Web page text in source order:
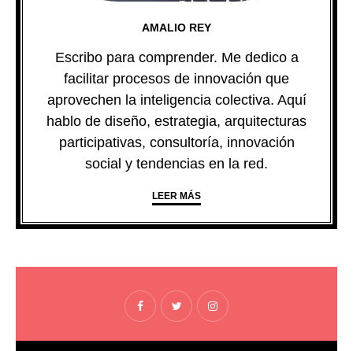
AMALIO REY
Escribo para comprender. Me dedico a
facilitar procesos de innovación que
aprovechen la inteligencia colectiva. Aquí
hablo de diseño, estrategia, arquitecturas
participativas, consultoría, innovación
social y tendencias en la red.
LEER MÁS